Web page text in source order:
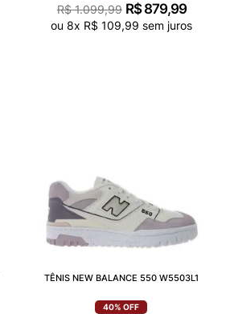
R$ 1.099,99 R$ 879,99
ou8x R$ 109,99 sem juros
TÊNIS NEW BALANCE 550 W5503L1
40% OFF